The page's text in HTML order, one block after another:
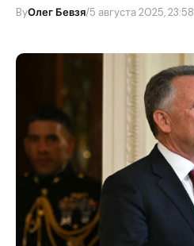
ByОлег Бевзя/5 августа 2025, 23:58